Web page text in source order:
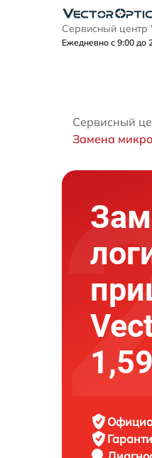
Сервисный центр
Ежедневно с 9:00 до
Сервисный
Замена